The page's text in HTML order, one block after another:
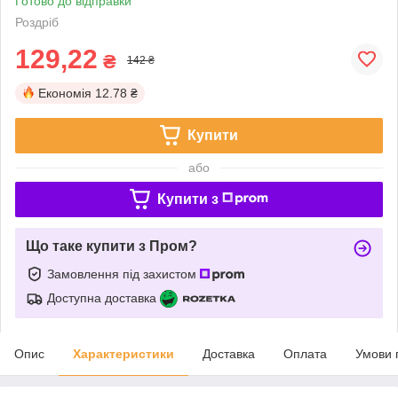
Роздріб
129,22 ₴ 142 ₴
Економія 12.78 ₴
Купити
або
Купити з
Що таке купити з Пром?
Замовлення під захистом
Доступна доставка
Опис Характеристики Доставка Оплата Умови